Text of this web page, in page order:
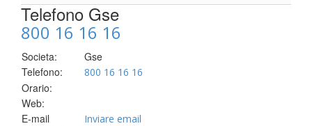
Telefono Gse
800 16 16 16
Societa:
Gse
Telefono:
800 16 16 16
Orario:
Web:
E-mail
Inviare email